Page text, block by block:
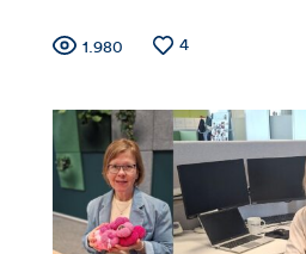
Zähler
für
Views,
Likes
Anzahl
1.980
Anzahl
4